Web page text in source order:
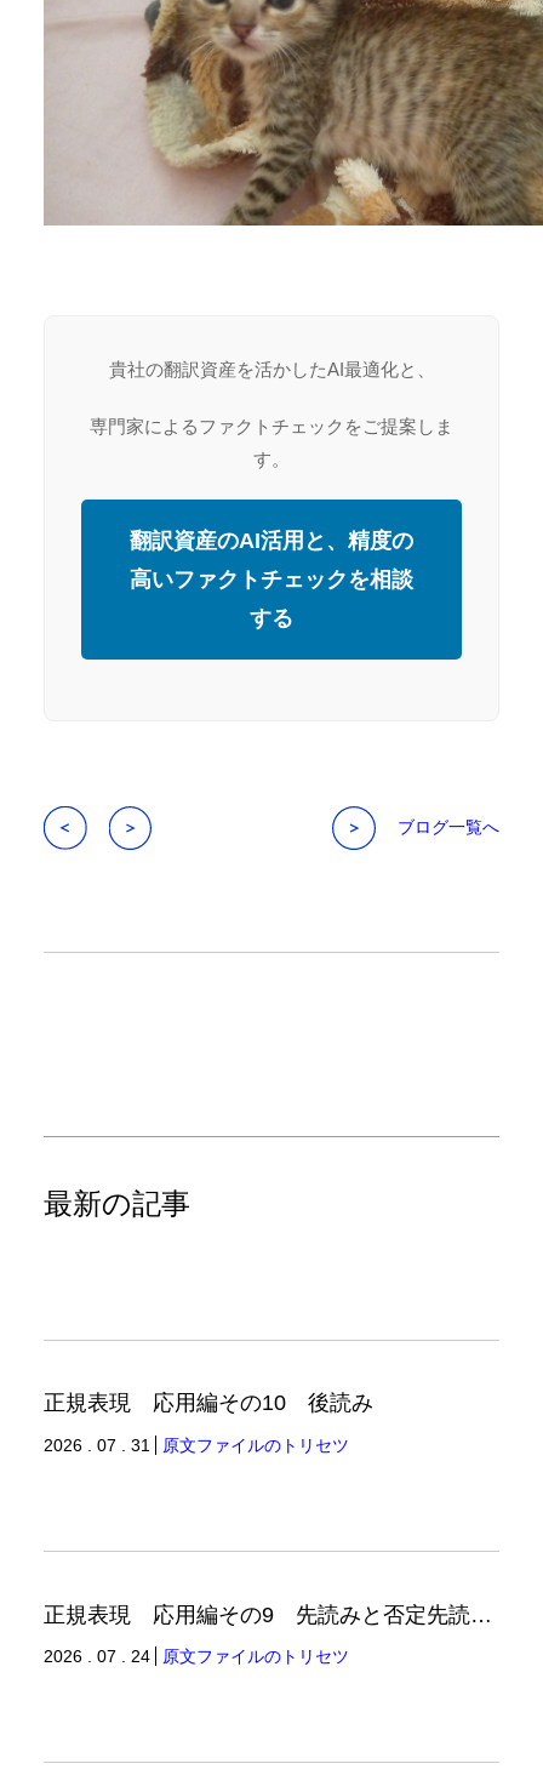
貴社の翻訳資産を活かしたAI最適化と、
専門家によるファクトチェックをご提案しま
す。
翻訳資産のAI活用と、精度の
高いファクトチェックを相談
する
ブログ一覧へ
最新の記事
正規表現 応用編その10 後読み
2026 . 07 . 31 原文ファイルのトリセツ
正規表現 応用編その9 先読みと否定先読みの例
2026 . 07 . 24 原文ファイルのトリセツ